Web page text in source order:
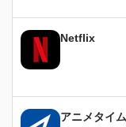
Netflix
アニメタイ